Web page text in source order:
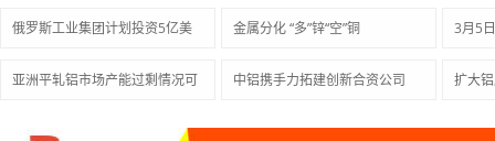
俄罗斯工业集团计划投资5亿美 金属分化 “多”锌“空”铜 3月5
亚洲平轧铝市场产能过剩情况可 中铝携手力拓建创新合资公司 扩大